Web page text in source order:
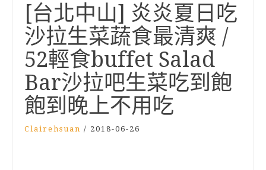
[台北中山] 炎炎夏日吃
沙拉生菜蔬食最清爽 /
52輕食buffet Salad
Bar沙拉吧生菜吃到飽
飽到晚上不用吃
Clairehsuan / 2018-06-26